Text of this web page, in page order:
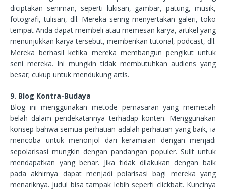
diciptakan seniman, seperti lukisan, gambar, patung, musik,
fotografi, tulisan, dll. Mereka sering menyertakan galeri, toko
tempat Anda dapat membeli atau memesan karya, artikel yang
menunjukkan karya tersebut, memberikan tutorial, podcast, dll.
Mereka berhasil ketika mereka membangun pengikut untuk
seni mereka. Ini mungkin tidak membutuhkan audiens yang
besar; cukup untuk mendukung artis.
9. Blog Kontra-Budaya
Blog ini menggunakan metode pemasaran yang memecah
belah dalam pendekatannya terhadap konten. Menggunakan
konsep bahwa semua perhatian adalah perhatian yang baik, ia
mencoba untuk menonjol dari keramaian dengan menjadi
sepolarisasi mungkin dengan pandangan populer. Sulit untuk
mendapatkan yang benar. Jika tidak dilakukan dengan baik
pada akhirnya dapat menjadi polarisasi bagi mereka yang
menariknya. Judul bisa tampak lebih seperti clickbait. Kuncinya